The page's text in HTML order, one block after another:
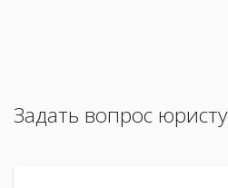
Задать вопрос юристу